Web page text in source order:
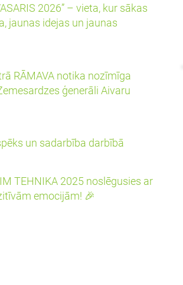
2026” – vieta, kur sākas
jaunas idejas un jaunas
RĀMAVA notika nozīmīga
ģenerāli Aivaru
un sadarbība darbībā
TEHNIKA 2025 noslēgusies ar
emocijām! 🎉